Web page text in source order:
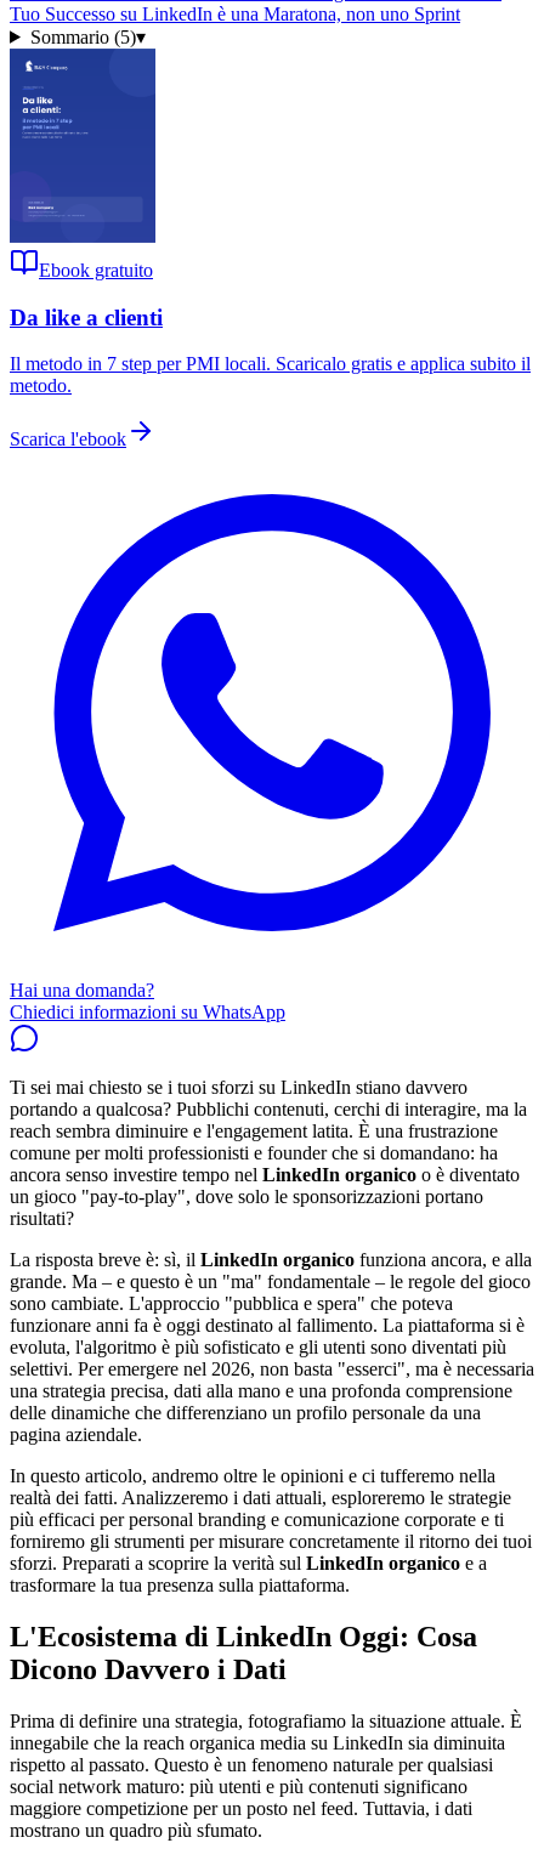
Tuo Successo su LinkedIn è una Maratona, non uno Sprint
Sommario (5)▾
Ebook gratuito
Da like a clienti
Il metodo in 7 step per PMI locali. Scaricalo gratis e applica subito il
metodo.
Scarica l'ebook
Hai una domanda?
Chiedici informazioni su WhatsApp
Ti sei mai chiesto se i tuoi sforzi su LinkedIn stiano davvero
portando a qualcosa? Pubblichi contenuti, cerchi di interagire, ma la
reach sembra diminuire e l'engagement latita. È una frustrazione
comune per molti professionisti e founder che si domandano: ha
ancora senso investire tempo nel LinkedIn organico o è diventato
un gioco "pay-to-play", dove solo le sponsorizzazioni portano
risultati?
La risposta breve è: sì, il LinkedIn organico funziona ancora, e alla
grande. Ma – e questo è un "ma" fondamentale – le regole del gioco
sono cambiate. L'approccio "pubblica e spera" che poteva
funzionare anni fa è oggi destinato al fallimento. La piattaforma si è
evoluta, l'algoritmo è più sofisticato e gli utenti sono diventati più
selettivi. Per emergere nel 2026, non basta "esserci", ma è necessaria
una strategia precisa, dati alla mano e una profonda comprensione
delle dinamiche che differenziano un profilo personale da una
pagina aziendale.
In questo articolo, andremo oltre le opinioni e ci tufferemo nella
realtà dei fatti. Analizzeremo i dati attuali, esploreremo le strategie
più efficaci per personal branding e comunicazione corporate e ti
forniremo gli strumenti per misurare concretamente il ritorno dei tuoi
sforzi. Preparati a scoprire la verità sul LinkedIn organico e a
trasformare la tua presenza sulla piattaforma.
L'Ecosistema di LinkedIn Oggi: Cosa
Dicono Davvero i Dati
Prima di definire una strategia, fotografiamo la situazione attuale. È
innegabile che la reach organica media su LinkedIn sia diminuita
rispetto al passato. Questo è un fenomeno naturale per qualsiasi
social network maturo: più utenti e più contenuti significano
maggiore competizione per un posto nel feed. Tuttavia, i dati
mostrano un quadro più sfumato.